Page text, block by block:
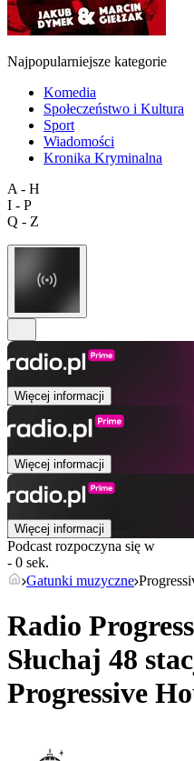
Najpopularniejsze kategorie
Komedia
Społeczeństwo i Kultura
Sport
Wiadomości
Kronika Kryminalna
A - H
I - P
Q - Z
Więcej informacji
Więcej informacji
Więcej informacji
Podcast rozpoczyna się w
- 0 sek.
Gatunki muzyczne
Radio
Słuchaj 48
Progressive